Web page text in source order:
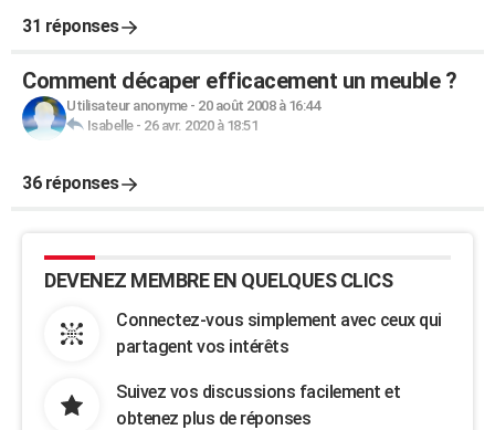
31 réponses
Comment décaper efficacement un meuble ?
Utilisateur anonyme- 20 août 2008 à 16:44
Isabelle- 26 avr. 2020 à 18:51
36 réponses
DEVENEZ MEMBRE EN QUELQUES CLICS
Connectez-vous simplement avec ceux qui
partagent vos intérêts
Suivez vos discussions facilement et
obtenez plus de réponses